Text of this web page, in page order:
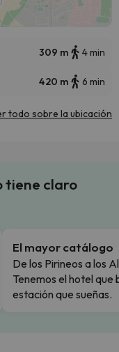
309 m 4 min
420 m 6 min
todo sobre la ubicación
tiene claro
El mayor catálogo
De los Pirineos a los
Tenemos el hotel que
estación que sueñas.